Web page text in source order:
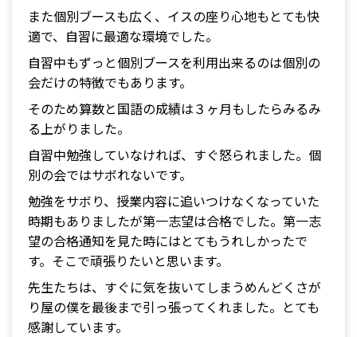
また個別ブースも広く、イスの座り心地もとても快
適で、自習に最適な環境でした。
自習中もずっと個別ブースを利用出来るのは個別の
会だけの特徴でもあります。
そのため算数と国語の成績は３ヶ月もしたらみるみ
る上がりました。
自習中勉強していなければ、すぐ怒られました。個
別の会ではサボれないです。
勉強をサボり、授業内容に追いつけなくなっていた
時期もありましたが第一志望は合格でした。第一志
望の合格通知を見た時にはとてもうれしかったで
す。そこで頑張りたいと思います。
先生たちは、すぐに気を抜いてしまうめんどくさが
り屋の僕を最後まで引っ張ってくれました。とても
感謝しています。